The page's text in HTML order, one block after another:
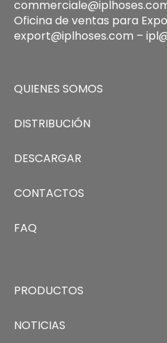
Oficina de ventas para
export@iplhoses.com –
QUIENES SOMOS
DISTRIBUCIÓN
DESCARGAR
CONTACTOS
FAQ
PRODUCTOS
NOTICIAS